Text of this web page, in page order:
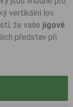
vertikální lov.
že vaše jigové
představ při